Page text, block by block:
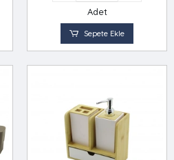
Adet
Sepete Ekle